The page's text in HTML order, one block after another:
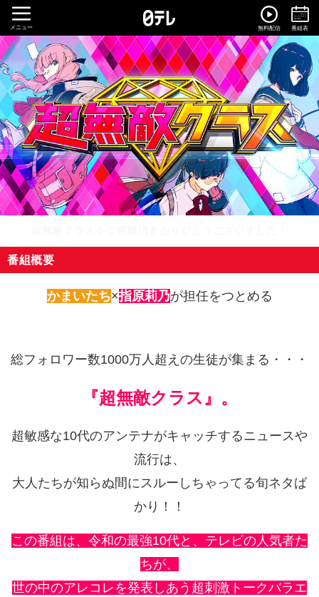
メニュー 無料配信 番組表
番組概要
かまいたち×指原莉乃が担任をつとめる
総フォロワー数1000万人超えの生徒が集まる・・・
『超無敵クラス』。
超敏感な10代のアンテナがキャッチするニュースや
流行は、
大人たちが知らぬ間にスルーしちゃってる旬ネタば
かり！！
この番組は、令和の最強10代と、テレビの人気者た
ちが、
世の中のアレコレを発表しあう超刺激トークバラエ